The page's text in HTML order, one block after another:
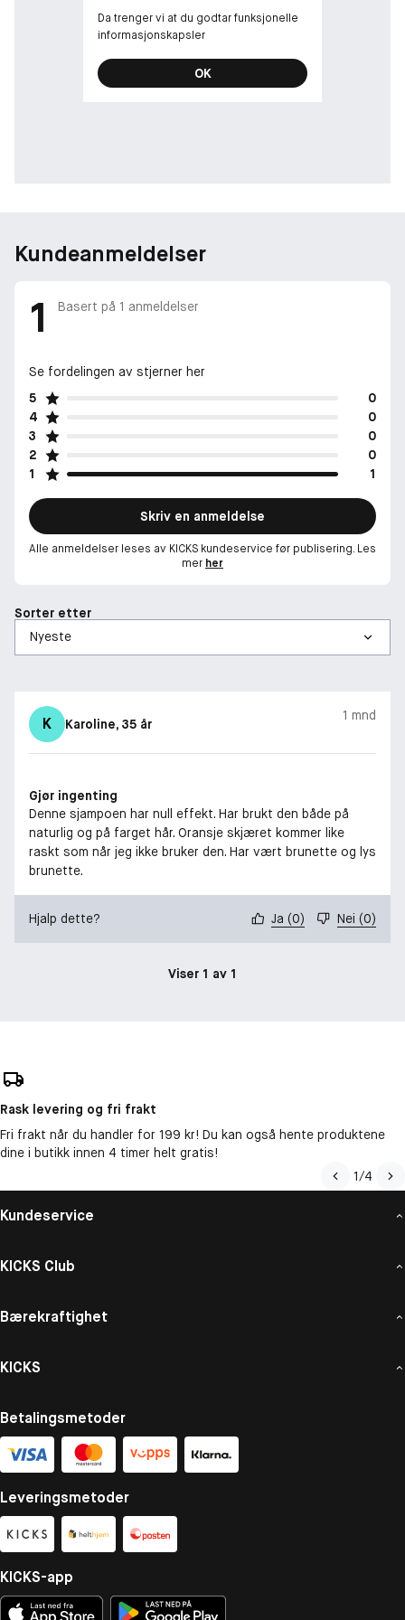
Da trenger vi at du godtar funksjonelle
informasjonskapsler
OK
Kundeanmeldelser
1 Basert på 1 anmeldelser
Se fordelingen av stjerner her
5
0
4
0
3
0
2
0
1
1
Skriv en anmeldelse
Alle anmeldelser leses av KICKS kundeservice før publisering. Les
mer her
Sorter etter
K Karoline, 35 år
1 mnd
Gjør ingenting
Denne sjampoen har null effekt. Har brukt den både på
naturlig og på farget hår. Oransje skjæret kommer like
raskt som når jeg ikke bruker den. Har vært brunette og lys
brunette.
Hjalp dette? Ja (0) Nei (0)
Viser 1 av 1
Rask levering og fri frakt
Fri frakt når du handler for 199 kr! Du kan også hente produktene
dine i butikk innen 4 timer helt gratis!
1/4
Kundeservice
KICKS Club
Bærekraftighet
KICKS
Betalingsmetoder
Leveringsmetoder
KICKS-app